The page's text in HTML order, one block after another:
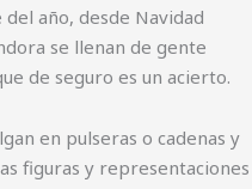
año, desde Navidad
se llenan de gente
de seguro es un acierto.
en pulseras o cadenas y
figuras y representaciones